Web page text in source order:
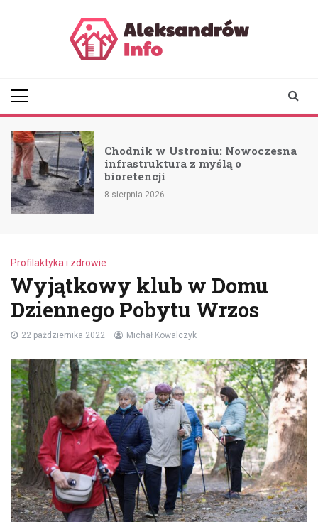
Chodnik w Ustroniu: Nowoczesna
infrastruktura z myślą o
bioretencji
8 sierpnia 2026
Profilaktyka i zdrowie
Wyjątkowy klub w Domu
Dziennego Pobytu Wrzos
22 października 2022 Michał Kowalczyk